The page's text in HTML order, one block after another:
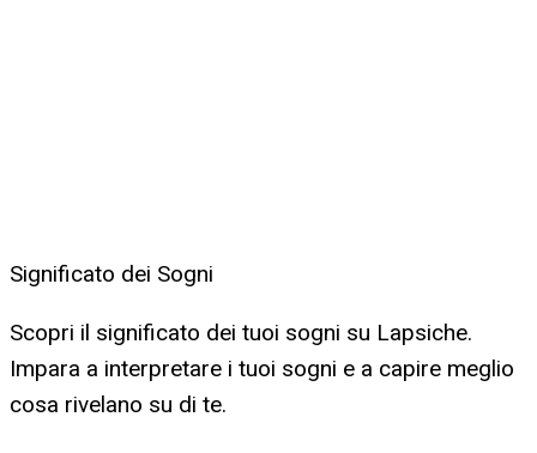
Significato dei Sogni
Scopri il significato dei tuoi sogni su Lapsiche.
Impara a interpretare i tuoi sogni e a capire meglio
cosa rivelano su di te.